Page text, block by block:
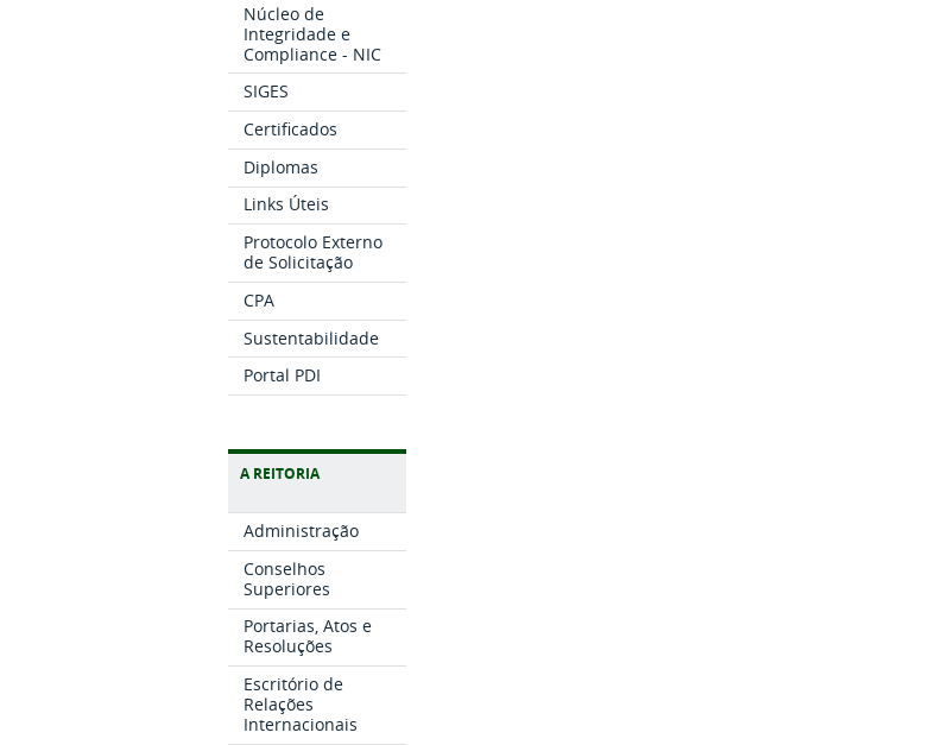
Núcleo de
Integridade e
Compliance - NIC
SIGES
Certificados
Diplomas
Links Úteis
Protocolo Externo
de Solicitação
CPA
Sustentabilidade
Portal PDI
A REITORIA
Administração
Conselhos
Superiores
Portarias, Atos e
Resoluções
Escritório de
Relações
Internacionais